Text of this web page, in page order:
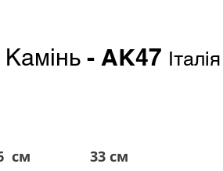
Камінь- AK47 Італія
см 33 см